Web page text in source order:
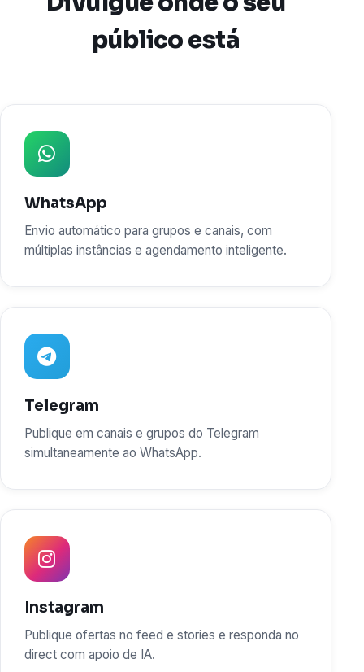
público está
WhatsApp
Envio automático para grupos e canais, com
múltiplas instâncias e agendamento inteligente.
Telegram
Publique em canais e grupos do Telegram
simultaneamente ao WhatsApp.
Instagram
Publique ofertas no feed e stories e responda no
direct com apoio de IA.